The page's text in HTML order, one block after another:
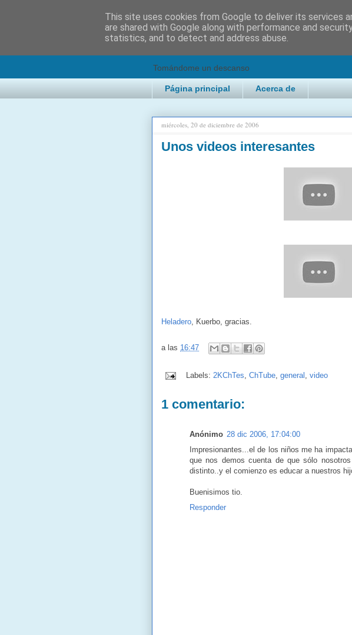
2KChTes
Tomándome un descanso
Página principal Acerca de
miércoles, 20 de diciembre de 2006
Unos videos interesantes
Heladero , Kuerbo, gracias.
a las 16:47
Labels: 2KChTes ChTube, general video
1 comentario:
Anónimo 28 dic 2006, 17:04:00
Impresionantes...el de los niños me ha
que nos demos cuenta de que sólo
distinto..y el comienzo es educar a nuestros
Buenisimos tio.
Responder
This site uses cookies from Google to deliver its services
are shared with Google along with performance and
statistics, and to detect and address abuse.